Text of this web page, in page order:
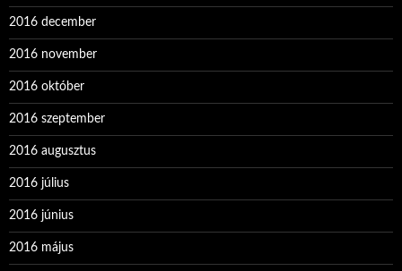
2016 december
2016 november
2016 október
2016 szeptember
2016 augusztus
2016 július
2016 június
2016 május